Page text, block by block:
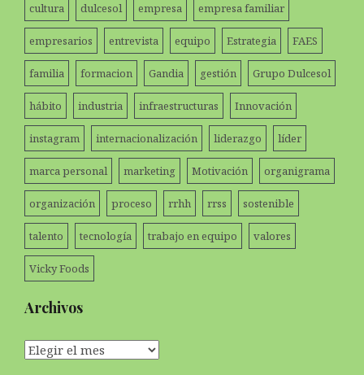
cultura dulcesol empresa empresa familiar
empresarios entrevista equipo Estrategia FAES
familia formacion Gandia gestión Grupo Dulcesol
hábito industria infraestructuras Innovación
instagram internacionalización liderazgo líder
marca personal marketing Motivación organigrama
organización proceso rrhh rrss sostenible
talento tecnología trabajo en equipo valores
Vicky Foods
Archivos
Archivos